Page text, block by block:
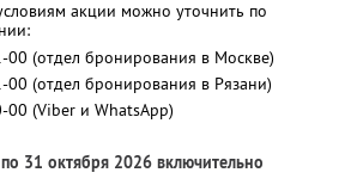
акции можно уточнить по
00 (отдел бронирования в Москве)
(отдел бронирования в Рязани)
00 (Viber и WhatsApp)
31 октября 2026 включительно